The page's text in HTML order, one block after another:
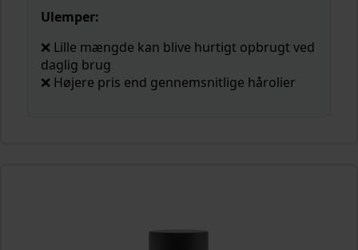
Ulemper:
❌ Lille mængde kan blive hurtigt opbrugt ved
daglig brug
❌ Højere pris end gennemsnitlige hårolier